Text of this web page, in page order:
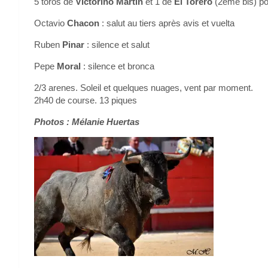
Octavio Chacon : salut au tiers après avis et vuelta
Ruben Pinar : silence et salut
Pepe Moral : silence et bronca
2/3 arenes. Soleil et quelques nuages, vent par moment.
2h40 de course. 13 piques
Photos : Mélanie Huertas